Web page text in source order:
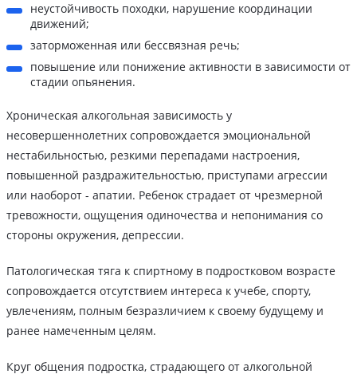
неустойчивость походки, нарушение координации
движений;
заторможенная или бессвязная речь;
повышение или понижение активности в зависимости от
стадии опьянения.
Хроническая алкогольная зависимость у
несовершеннолетних сопровождается эмоциональной
нестабильностью, резкими перепадами настроения,
повышенной раздражительностью, приступами агрессии
или наоборот - апатии. Ребенок страдает от чрезмерной
тревожности, ощущения одиночества и непонимания со
стороны окружения, депрессии.
Патологическая тяга к спиртному в подростковом возрасте
сопровождается отсутствием интереса к учебе, спорту,
увлечениям, полным безразличием к своему будущему и
ранее намеченным целям.
Круг общения подростка, страдающего от алкогольной